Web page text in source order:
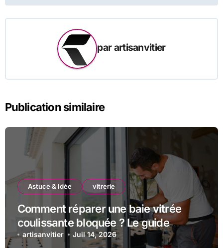
parartisanvitier
Publication similaire
Astuce & Idée vitrerie
Comment réparer une baie vitrée
coulissante bloquée ? Le guide
complet
artisanvitier Juil 14, 2026